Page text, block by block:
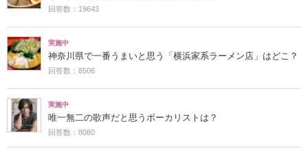
回答数：19643
実施中
神奈川県で一番うまいと思う「横浜家系ラーメン店」はどこ？
回答数：8506
実施中
唯一無二の歌声だと思うボーカリストは？
回答数：8080